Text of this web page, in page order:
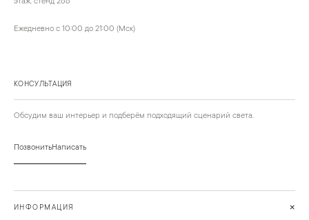
этаж, стенд 266
Ежедневно с 10:00 до 21:00 (Мск)
КОНСУЛЬТАЦИЯ
Обсудим ваш интерьер и подберём подходящий сценарий света.
ПозвонитьНаписать
ИНФОРМАЦИЯ +